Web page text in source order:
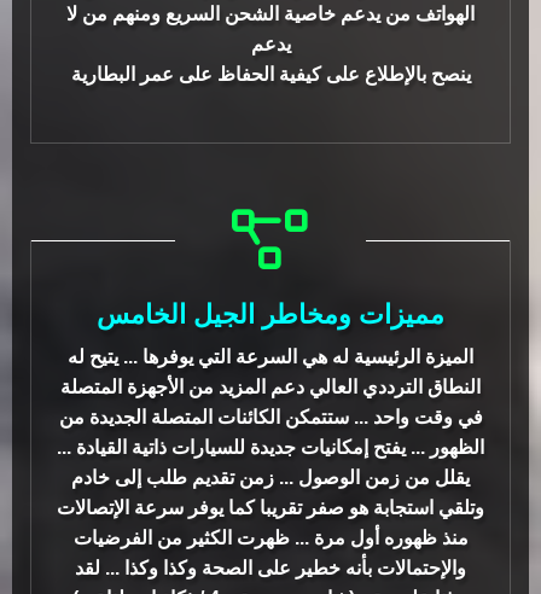
الهواتف من يدعم خاصية الشحن السريع ومنهم من لا
يدعم
ينصح بالإطلاع على كيفية الحفاظ على عمر البطارية
مميزات ومخاطر الجيل الخامس
الميزة الرئيسية له هي السرعة التي يوفرها ... يتيح له
النطاق الترددي العالي دعم المزيد من الأجهزة المتصلة
في وقت واحد ... ستتمكن الكائنات المتصلة الجديدة من
الظهور ... يفتح إمكانيات جديدة للسيارات ذاتية القيادة ...
يقلل من زمن الوصول ... زمن تقديم طلب إلى خادم
وتلقي استجابة هو صفر تقريبا كما يوفر سرعة الإتصالات
منذ ظهوره أول مرة ... ظهرت الكثير من الفرضيات
والإحتمالات بأنه خطير على الصحة وكذا وكذا ... لقد